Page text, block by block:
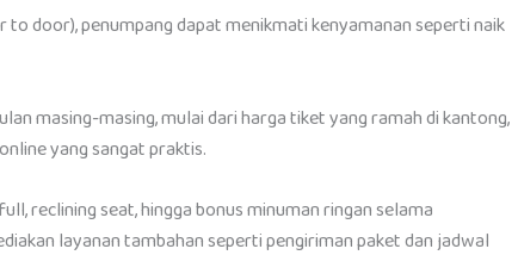
door), penumpang dapat menikmati kenyamanan seperti naik
masing-masing, mulai dari harga tiket yang ramah di kantong,
yang sangat praktis.
reclining seat, hingga bonus minuman ringan selama
layanan tambahan seperti pengiriman paket dan jadwal